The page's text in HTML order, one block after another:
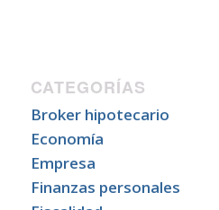
CATEGORÍAS
Broker hipotecario
Economía
Empresa
Finanzas personales